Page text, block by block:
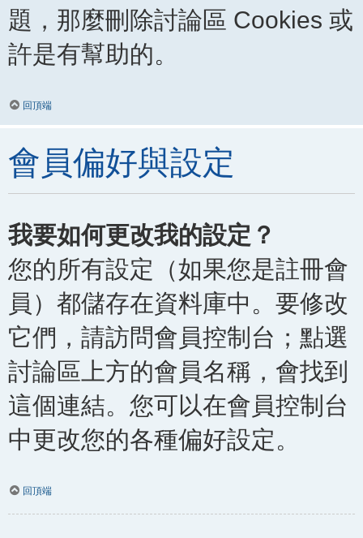
題，那麼刪除討論區 Cookies 或
許是有幫助的。
回頂端
會員偏好與設定
我要如何更改我的設定？
您的所有設定（如果您是註冊會
員）都儲存在資料庫中。要修改
它們，請訪問會員控制台；點選
討論區上方的會員名稱，會找到
這個連結。您可以在會員控制台
中更改您的各種偏好設定。
回頂端